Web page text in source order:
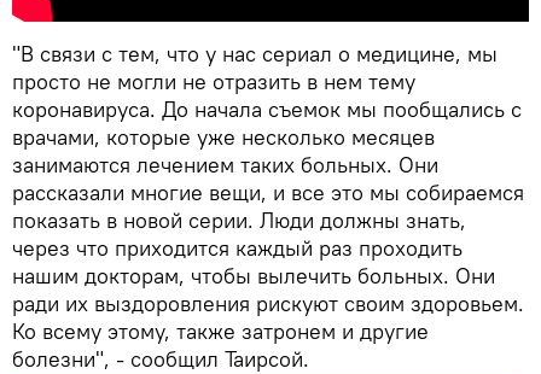
"В связи с тем, что у нас сериал о медицине, мы
просто не могли не отразить в нем тему
коронавируса. До начала съемок мы пообщались с
врачами, которые уже несколько месяцев
занимаются лечением таких больных. Они
рассказали многие вещи, и все это мы собираемся
показать в новой серии. Люди должны знать,
через что приходится каждый раз проходить
нашим докторам, чтобы вылечить больных. Они
ради их выздоровления рискуют своим здоровьем.
Ко всему этому, также затронем и другие
болезни", - сообщил Таирсой.